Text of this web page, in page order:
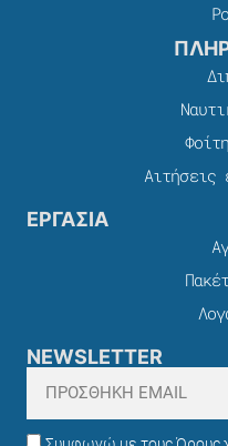
Αιτήσεις
ΕΡΓΑΣΙΑ
NEWSLETTER